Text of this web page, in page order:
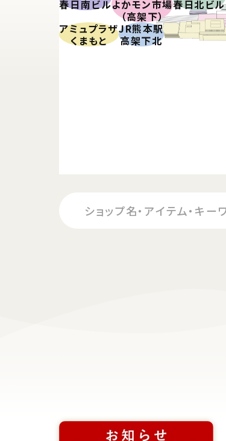
春日南ビルよかモン市場
（高架下）
春日北ビル
アミュプラザ
くまもと
JR熊本駅
高架下北